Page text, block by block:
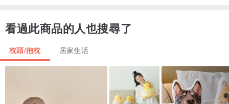
看過此商品的人也搜尋了
枕頭/抱枕 居家生活